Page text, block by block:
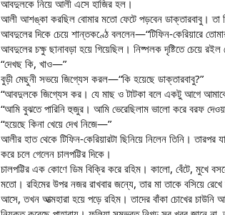
আবদুলকে নিয়ে আলী এসে হাজির হল।
আলী আশঙ্কা করছিল বোমার মতো ফেটে পড়বেন ডাক্তারবাবু। তা
আবদুলের দিকে চেয়ে শান্তকণ্ঠে বললেন—“টিফিন-কেরিয়ারে
আবদুলের চক্ষু ছানাবড়া হয়ে গিয়েছিল। নিষ্পলক দৃষ্টিতে চেয়ে রইল
“দেখছ কি, খাও—”
বুড়ী মেছুনী সভয়ে জিগ্যেস করল—“কি হয়েছে ডাক্তারবাবু?”
“আবদুলকে জিগ্যেস কর। যে মাছ ও টাটকা বলে একটু আগে আমাকে
“আমি বুঝতে পারিনি হুজুর। আমি ভেরেছিলাম ভালো করে বরফ
“হয়েছে কিনা খেয়ে দেখ নিজে—”
আলীর হাত থেকে টিফিন-কেরিয়ারটা ছিনিয়ে নিলেন তিনি।
করে চলে গেলেন চালপট্টির দিকে।
চালপট্টির এক কোণে ডিম বিক্রি করে রহিম। কালো, বেঁটে, মুখে
মতো। রহিমের উপর নজর রাখবার জন্যে, তার মা তাকে বসিয়ে
আসে, তখন আত্মহারা হয়ে পড়ে রহিম। তাদের বাঁকা চোখের